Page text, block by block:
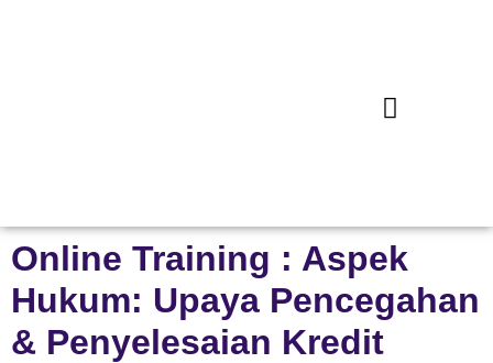
Online Training : Aspek
Hukum: Upaya Pencegahan
& Penyelesaian Kredit